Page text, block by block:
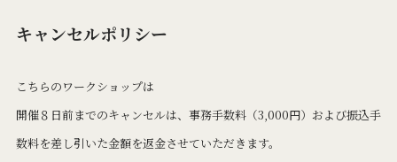
キャンセルポリシー
こちらのワークショップは
開催８日前までのキャンセルは、事務手数料（3,000円）および振込手
数料を差し引いた金額を返金させていただきます。